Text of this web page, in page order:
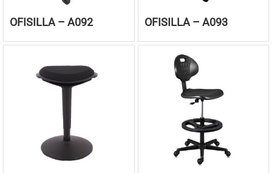
OFISILLA – A092 OFISILLA – A093